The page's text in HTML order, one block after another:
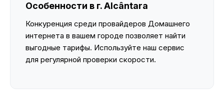
Особенности в г. Alcântara
Конкуренция среди провайдеров Домашнего
интернета в вашем городе позволяет найти
выгодные тарифы. Используйте наш сервис
для регулярной проверки скорости.